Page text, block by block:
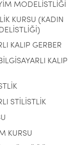
MODELİSTLİĞİ
KURSU (KADIN
KALIP GERBER
KALIP
STİLİSTLİK
KURSU